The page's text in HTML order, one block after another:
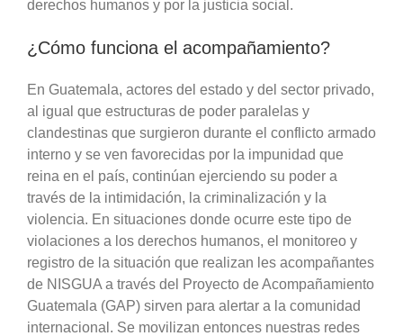
derechos humanos y por la justicia social.
¿Cómo funciona el acompañamiento?
En Guatemala, actores del estado y del sector privado,
al igual que estructuras de poder paralelas y
clandestinas que surgieron durante el conflicto armado
interno y se ven favorecidas por la impunidad que
reina en el país, continúan ejerciendo su poder a
través de la intimidación, la criminalización y la
violencia. En situaciones donde ocurre este tipo de
violaciones a los derechos humanos, el monitoreo y
registro de la situación que realizan les acompañantes
de NISGUA a través del Proyecto de Acompañamiento
Guatemala (GAP) sirven para alertar a la comunidad
internacional. Se movilizan entonces nuestras redes